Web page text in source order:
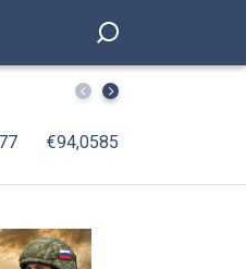
парка извлекли тело 36-
€94,0585